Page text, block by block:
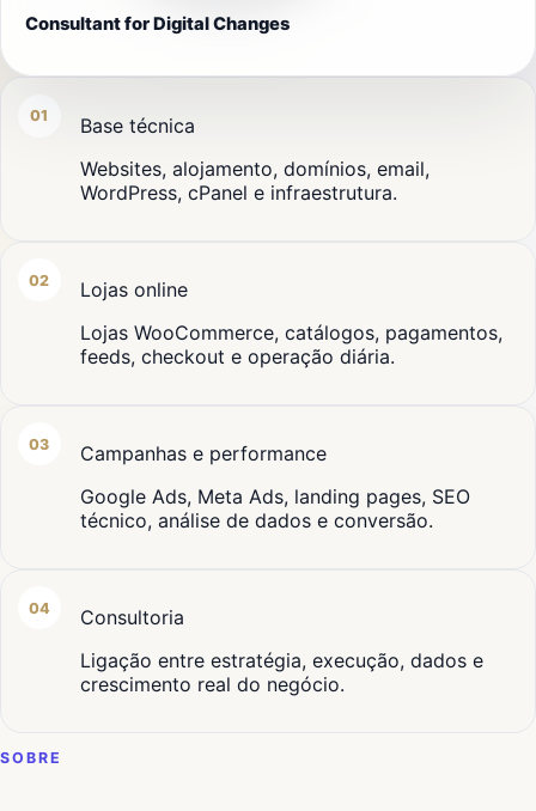
Consultant for Digital Changes
01
Base técnica
Websites, alojamento, domínios, email,
WordPress, cPanel e infraestrutura.
02
Lojas online
Lojas WooCommerce, catálogos, pagamentos,
feeds, checkout e operação diária.
03
Campanhas e performance
Google Ads, Meta Ads, landing pages, SEO
técnico, análise de dados e conversão.
04
Consultoria
Ligação entre estratégia, execução, dados e
crescimento real do negócio.
SOBRE